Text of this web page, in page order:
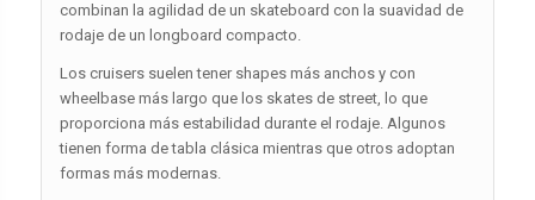
combinan la agilidad de un skateboard con la suavidad de
rodaje de un longboard compacto.
Los cruisers suelen tener shapes más anchos y con
wheelbase más largo que los skates de street, lo que
proporciona más estabilidad durante el rodaje. Algunos
tienen forma de tabla clásica mientras que otros adoptan
formas más modernas.